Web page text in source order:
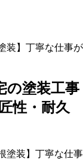
装】丁寧な仕事が
の塗装工事
性・耐久